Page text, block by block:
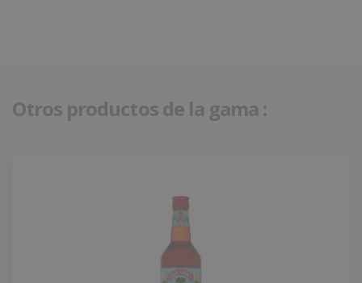
Otros productos de la gama :